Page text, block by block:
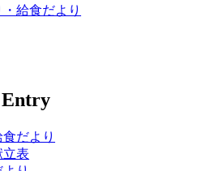
給食だより
Entry
だより
表